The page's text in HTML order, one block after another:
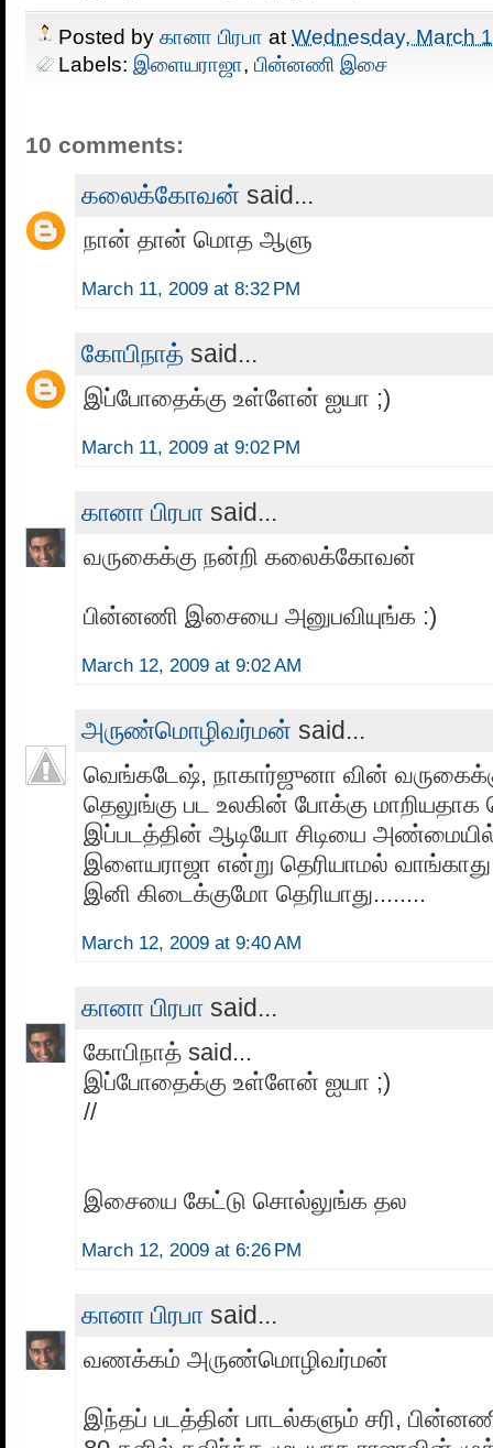
Posted by கானா பிரபா at Wednesday, March
Labels: இளையராஜா, பின்னணி இசை
10 comments:
கலைக்கோவன் said...
நான் தான் மொத ஆளு
March 11, 2009 at 8:32 PM
கோபிநாத் said...
இப்போதைக்கு உள்ளேன் ஐயா ;)
March 11, 2009 at 9:02 PM
கானா பிரபா said...
வருகைக்கு நன்றி கலைக்கோவன்
பின்னணி இசையை அனுபவியுங்க :)
March 12, 2009 at 9:02 AM
அருண்மொழிவர்மன் said...
வெங்கடேஷ், நாகார்ஜுனா வின்
தெலுங்கு பட உலகின் போக்கு
இப்படத்தின் ஆடியோ சிடியை
இளையராஜா என்று தெரியாமல் வாங்காது
இனி கிடைக்குமோ தெரியாது........
March 12, 2009 at 9:40 AM
கானா பிரபா said...
கோபிநாத் said...
இப்போதைக்கு உள்ளேன் ஐயா ;)
//
இசையை கேட்டு சொல்லுங்க தல‌
March 12, 2009 at 6:26 PM
கானா பிரபா said...
வணக்கம் அருண்மொழிவர்மன்
இந்தப் படத்தின் பாடல்களும் சரி,